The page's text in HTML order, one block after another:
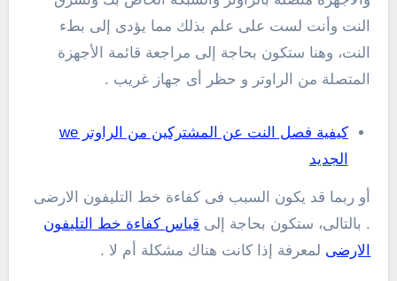
النت وأنت لست على علم بذلك مما يؤدى إلى بطء
النت، وهنا ستكون بحاجة إلى مراجعة قائمة الأجهزة
المتصلة من الراوتر و حظر أى جهاز غريب .
كيفية فصل النت عن المشتركين من الراوتر we
الجديد
أو ربما قد يكون السبب فى كفاءة خط التليفون الارضى
. بالتالى، ستكون بحاجة إلى قياس كفاءة خط التليفون
الارضى لمعرفة إذا كانت هناك مشكلة أم لا .